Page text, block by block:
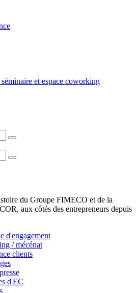
et espace coworking
du Groupe FIMECO et de la
aux côtés des entrepreneurs depuis
d'engagement
/ mécénat
clients
d'EC